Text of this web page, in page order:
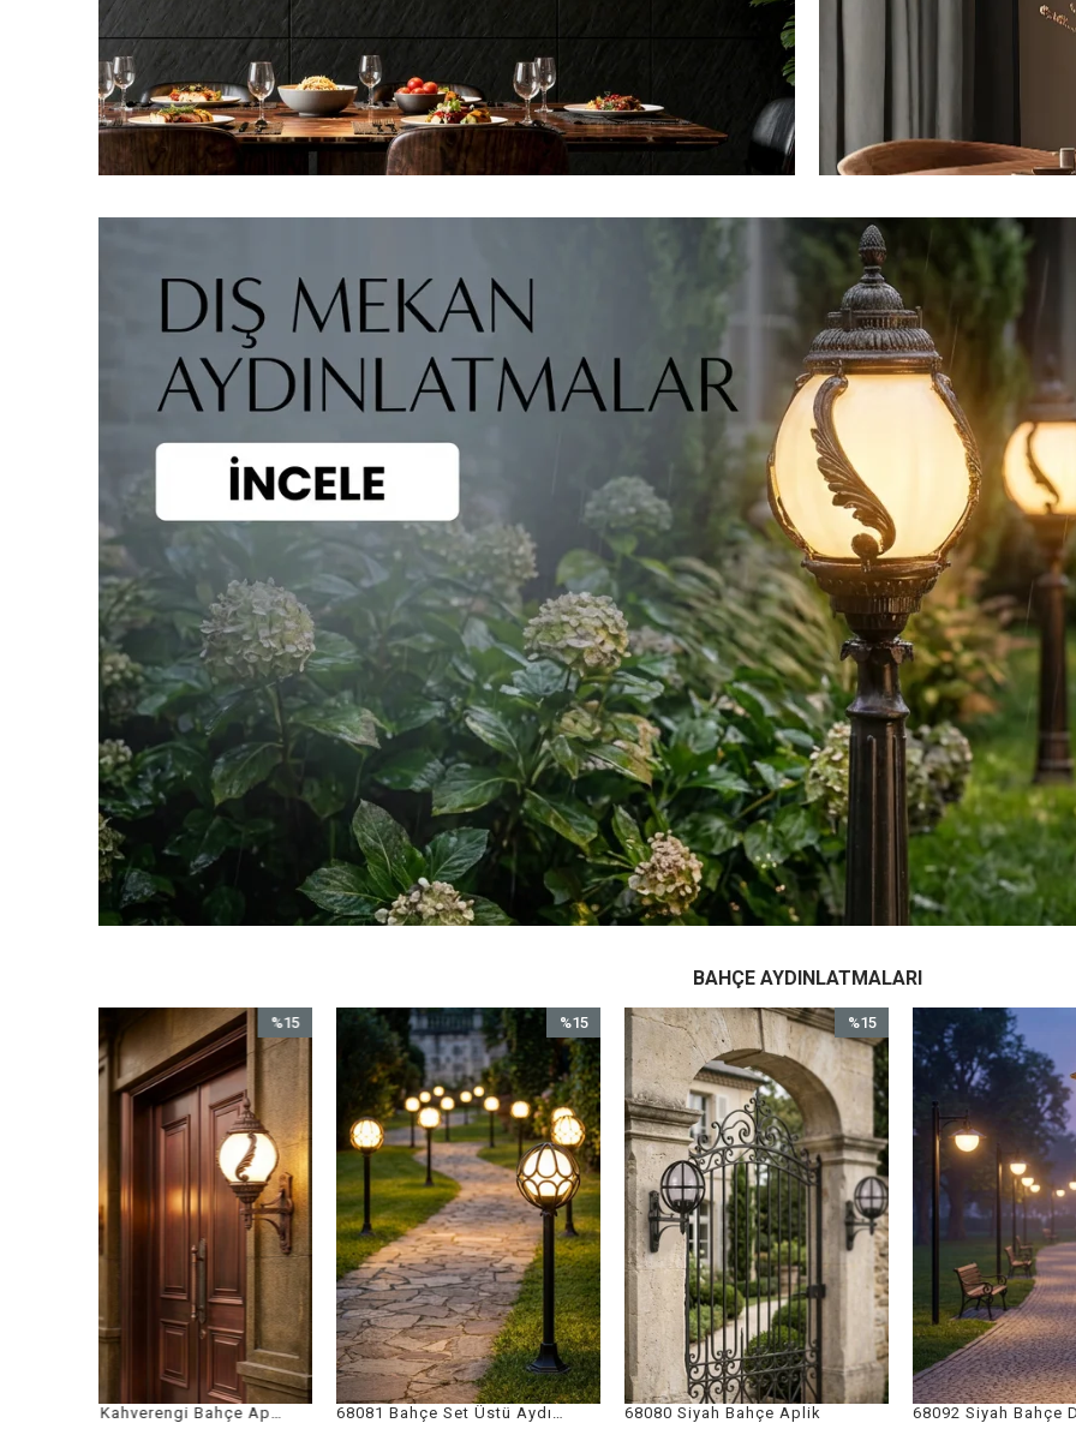
BAHÇE AYDINLATMALARI
%15İndirim
68080 Siyah Bahçe Aplik
%15
İndirim
%15İndirim
İndirim
%15İndirim
68061 Set